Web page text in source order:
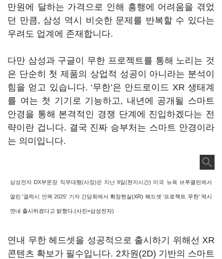
만원에 달하는 가격으로 인해 흥행에 어려움을 겪었
던 만큼, 삼성 역시 비슷한 문제를 반복할 수 있다는
우려도 업계에 존재합니다.
다만 삼성과 구글이 무한 프로젝트를 통해 노리는 것
은 단순히 첫 제품의 상업적 성공이 아니라는 분석이
힘을 얻고 있습니다. ‘무한’은 안드로이드 XR 생태계
를 여는 첫 기기로 기능하고, 내년에 공개될 스마트
안경을 통해 본격적인 경쟁 단계에 진입하겠다는 전
략이란 겁니다. 결국 진짜 승부처는 스마트 안경이라
는 의미입니다.
삼성전자 DX부문장 직무대행(사장)은 지난 9일(현지시간) 미국 뉴욕 브루클린에서
열린 '갤럭시 언팩 2025' 기자 간담회에서확장현실(XR) 헤드셋 ‘프로젝트 무한’ 역시
연내 출시하겠다고 밝혔다.(사진=삼성전자)
연내 무한 헤드셋을 성공적으로 출시하기 위해선 XR
콘텐츠 확보가 필수입니다. 2차원(2D) 기반의 스마트